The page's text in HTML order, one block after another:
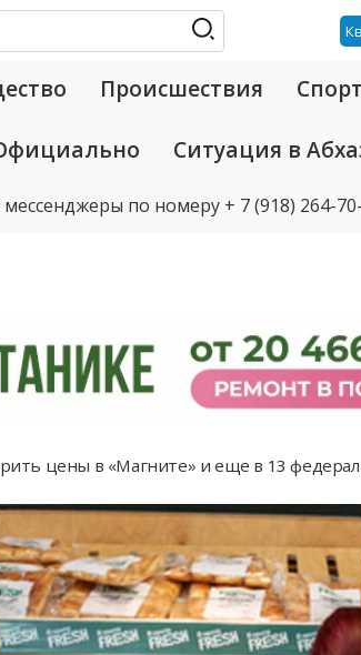
Происшествия Спорт
Ситуация в
по номеру + 7 (918) 264-
цены в «Магните» и еще в 13